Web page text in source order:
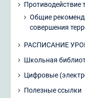
Противодействие
Общие
совершения
РАСПИСАНИЕ
Школьная
Цифровые
Полезные ссылки